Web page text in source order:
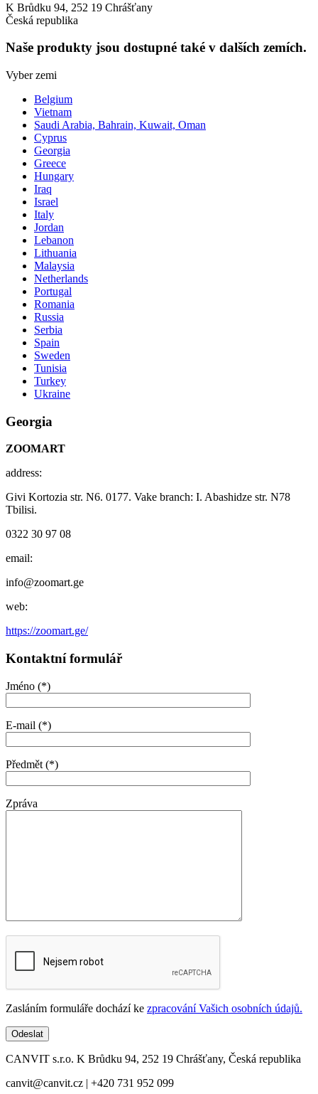
K Brůdku 94, 252 19 Chrášťany
Česká republika
Naše produkty jsou dostupné také v dalších zemích.
Vyber zemi
Belgium
Vietnam
Saudi Arabia, Bahrain, Kuwait, Oman
Cyprus
Georgia
Greece
Hungary
Iraq
Israel
Italy
Jordan
Lebanon
Lithuania
Malaysia
Netherlands
Portugal
Romania
Russia
Serbia
Spain
Sweden
Tunisia
Turkey
Ukraine
Georgia
ZOOMART
address:
Givi Kortozia str. N6. 0177. Vake branch: I. Abashidze str. N78
Tbilisi.
0322 30 97 08
email:
info@zoomart.ge
web:
https://zoomart.ge/
Kontaktní formulář
Jméno (*)
E-mail (*)
Předmět (*)
Zpráva
Zasláním formuláře dochází ke zpracování Vašich osobních údajů.
CANVIT s.r.o. K Brůdku 94, 252 19 Chrášťany, Česká republika
canvit@canvit.cz | +420 731 952 099